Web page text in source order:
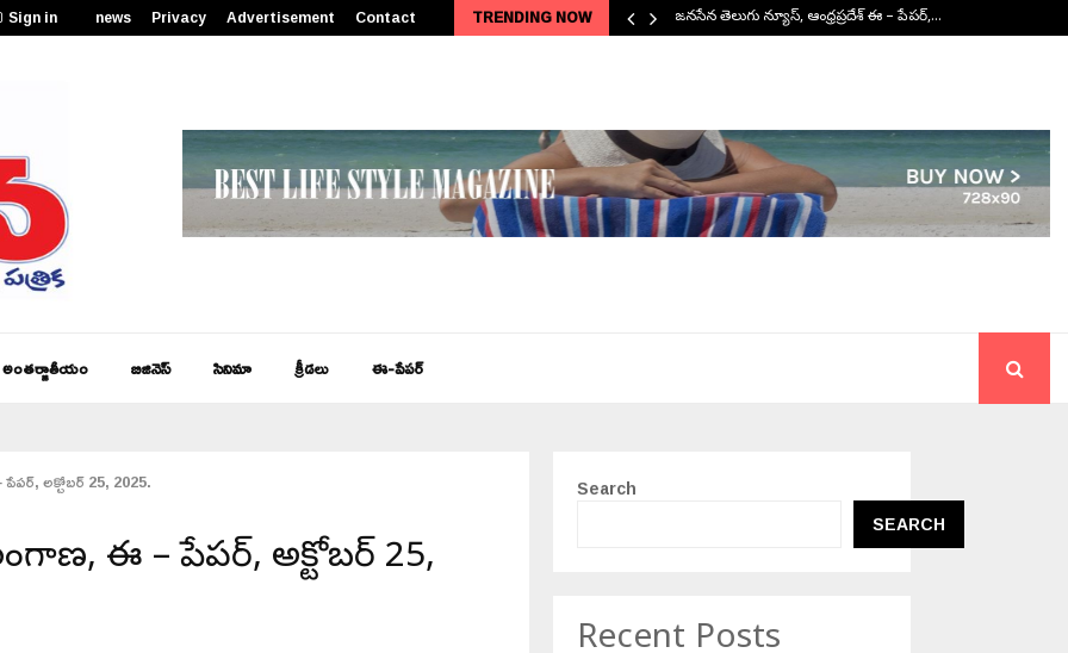
Sign in news Privacy Advertisement Contact TRENDING NOW
పీఎం కేంద్రీయ విద్యాలయం సత్తెనపల్లిలో 11వ తరగతి ప్రారంభోత్సవం… జనసేన తెలుగు న్యూస్, ఆంధ్రప్రదేశ్ ఈ – పేపర్,…
అంతర్జాతీయం బిజినెస్ సినిమా క్రీడలు ఈ-పేపర్
అక్టోబర్ 25, 2025.
ఈ – పేపర్, అక్టోబర్ 25,
Search
SEARCH
Recent Posts